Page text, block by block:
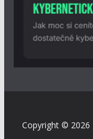
Copyright © 2026